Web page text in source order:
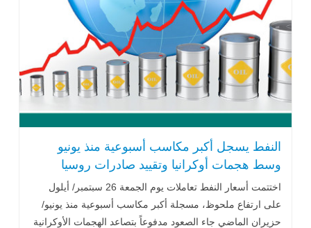
النفط يسجل أكبر مكاسب أسبوعية منذ يونيو
وسط هجمات أوكرانيا وتقييد صادرات روسيا
اختتمت أسعار النفط تعاملات يوم الجمعة 26 سبتمبر/ أيلول
على ارتفاع ملحوظ، مسجلة أكبر مكاسب أسبوعية منذ يونيو/
حزيران الماضي جاء الصعود مدفوعاً بتصاعد الهجمات الأوكرانية